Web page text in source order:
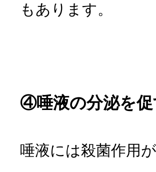
もあります。
④唾液の分泌を促
唾液には殺菌作用